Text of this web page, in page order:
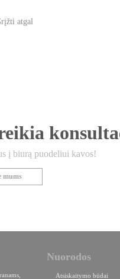
atgal
į biurą puodeliui kavos!
mums
Nuorodos
Atsiskaitymo būdai